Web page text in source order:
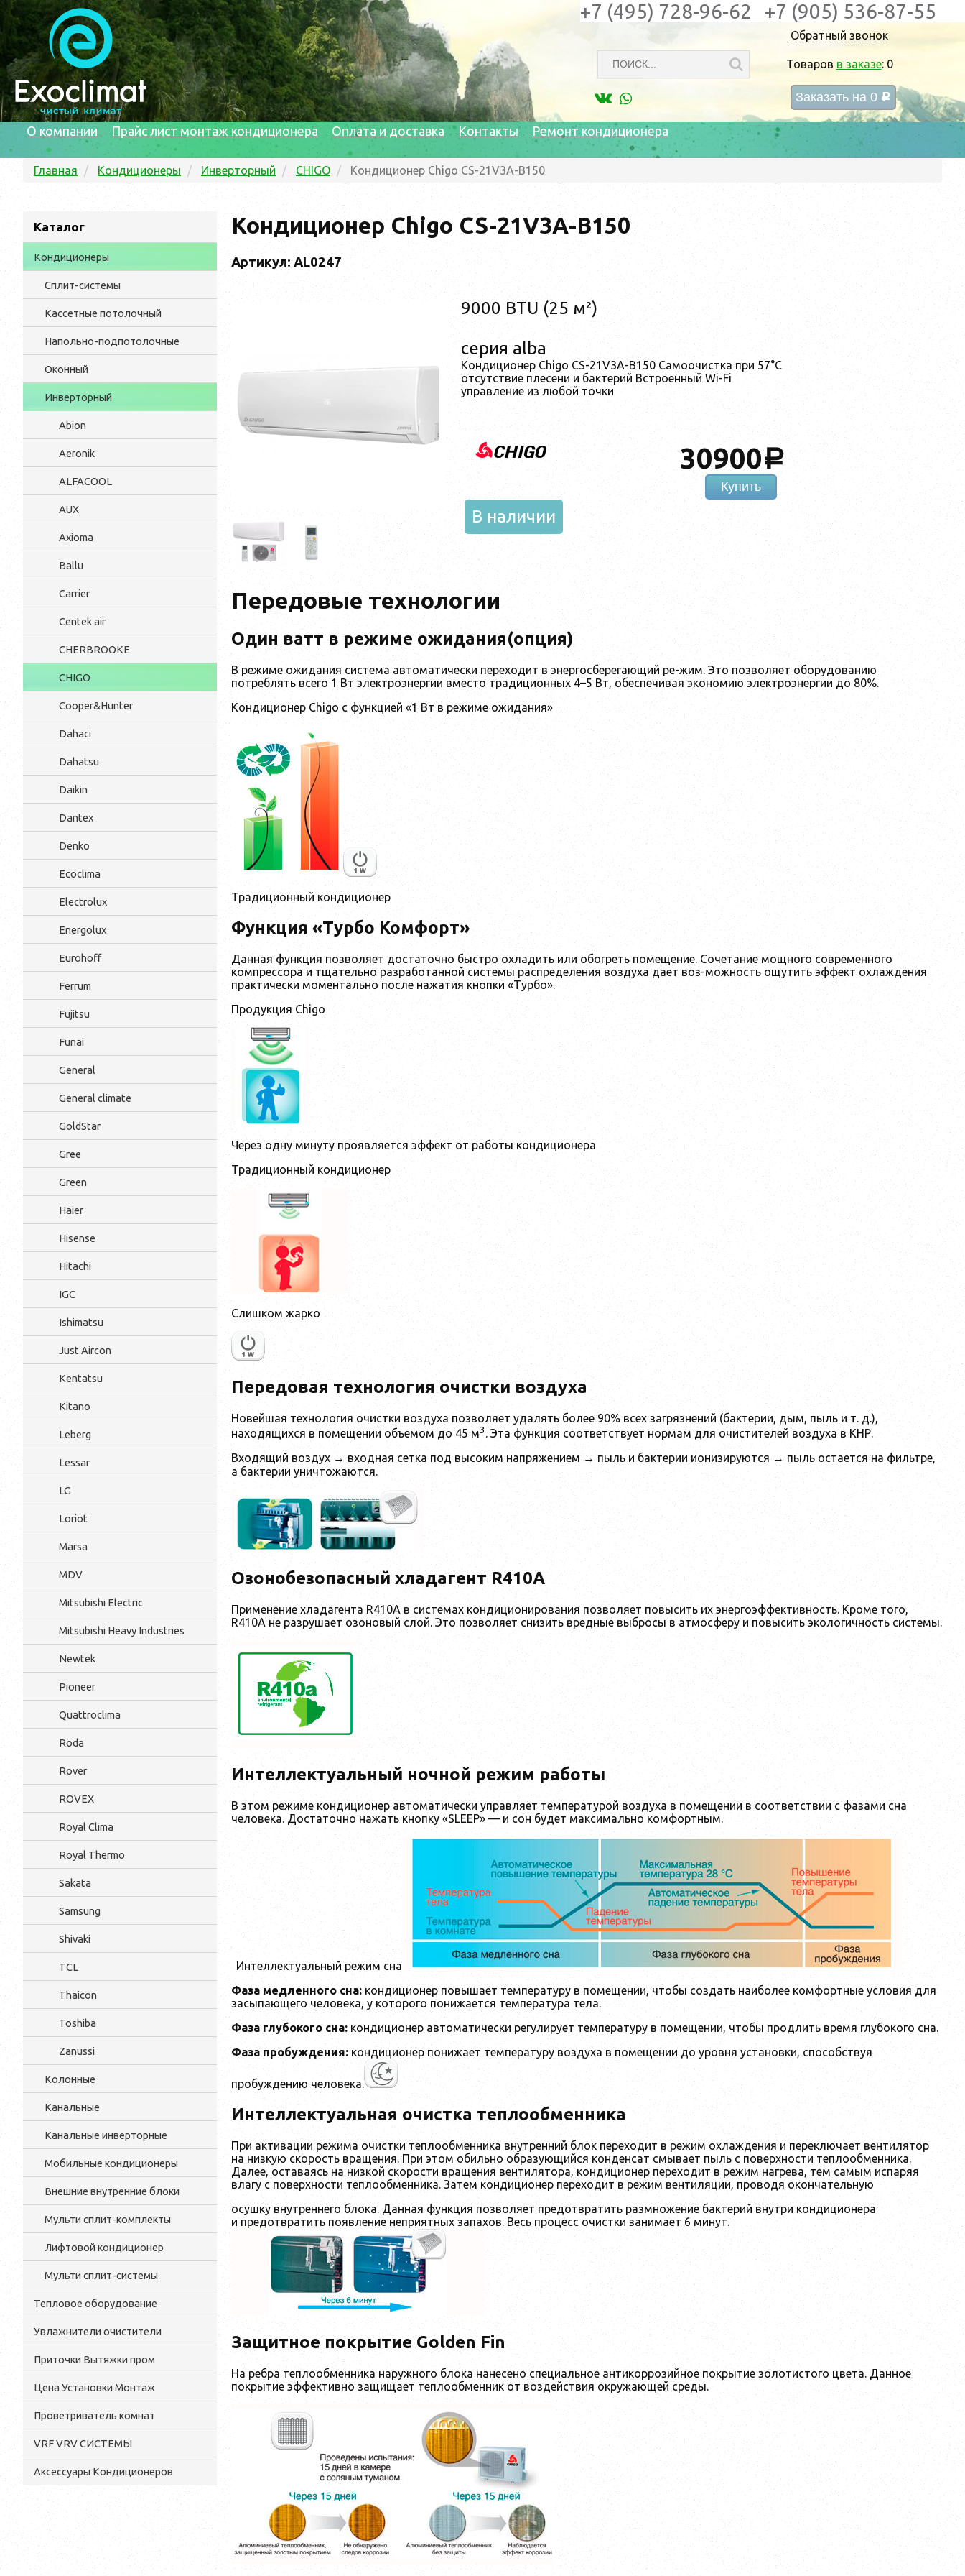
Обратный звонок
Товаров в заказе: 0
Заказать на 0 c
+7 (495) 728-96-62 +7 (905) 536-87-55
О компании Прайс лист монтаж кондиционера Оплата и доставка Контакты Ремонт кондиционера
Главная Кондиционеры Инверторный CHIGO Кондиционер Chigo CS-21V3A-B150
Каталог
Кондиционеры
Сплит-системы
Кассетные потолочный
Напольно-подпотолочные
Оконный
Инверторный
Abion
Aeronik
ALFACOOL
AUX
Axioma
Ballu
Carrier
Centek air
CHERBROOKE
CHIGO
Cooper&Hunter
Dahaci
Dahatsu
Daikin
Dantex
Denko
Ecoclima
Electrolux
Energolux
Eurohoff
Ferrum
Fujitsu
Funai
General
General climate
GoldStar
Gree
Green
Haier
Hisense
Hitachi
IGC
Ishimatsu
Just Aircon
Kentatsu
Kitano
Leberg
Lessar
LG
Loriot
Marsa
MDV
Mitsubishi Electric
Mitsubishi Heavy Industries
Newtek
Pioneer
Quattroclima
Röda
Rover
ROVEX
Royal Clima
Royal Thermo
Sakata
Samsung
Shivaki
TCL
Thaicon
Toshiba
Zanussi
Колонные
Канальные
Канальные инверторные
Мобильные кондиционеры
Внешние внутренние блоки
Мульти cплит-комплекты
Лифтовой кондиционер
Мульти сплит-системы
Тепловое оборудование
Увлажнители очистители
Приточки Вытяжки пром
Цена Установки Монтаж
Проветриватель комнат
VRF VRV СИСТЕМЫ
Аксессуары Кондиционеров
Кондиционер Chigo CS-21V3A-B150
Артикул: AL0247
9000 BTU (25 м²)
серия alba
Кондиционер Chigo CS-21V3A-B150 Самоочистка при 57°C
отсутствие плесени и бактерий Встроенный Wi-Fi
управление из любой точки
30900a
Купить
В наличии
Передовые технологии
Один ватт в режиме ожидания(опция)
В режиме ожидания система автоматически переходит в энергосберегающий ре-жим. Это позволяет оборудованию
потреблять всего 1 Вт электроэнергии вместо традиционных 4–5 Вт, обеспечивая экономию электроэнергии до 80%.
Кондиционер Chigo c функцией «1 Вт в режиме ожидания»
Традиционный кондиционер
Функция «Турбо Комфорт»
Данная функция позволяет достаточно быстро охладить или обогреть помещение. Сочетание мощного современного
компрессора и тщательно разработанной системы распределения воздуха дает воз-можность ощутить эффект охлаждения
практически моментально после нажатия кнопки «Турбо».
Продукция Chigo
Через одну минуту проявляется эффект от работы кондиционера
Традиционный кондиционер
Слишком жарко
Передовая технология очистки воздуха
Новейшая технология очистки воздуха позволяет удалять более 90% всех загрязнений (бактерии, дым, пыль и т. д.),
находящихся в помещении объемом до 45 м3 . Эта функция соответствует нормам для очистителей воздуха в КНР.
Входящий воздух → входная сетка под высоким напряжением → пыль и бактерии ионизируются → пыль остается на фильтре,
а бактерии уничтожаются.
Озонобезопасный хладагент R410A
Применение хладагента R410A в системах кондиционирования позволяет повысить их энергоэффективность. Кроме того,
R410A не разрушает озоновый слой. Это позволяет снизить вредные выбросы в атмосферу и повысить экологичность системы.
Интеллектуальный ночной режим работы
В этом режиме кондиционер автоматически управляет температурой воздуха в помещении в соответствии с фазами сна
человека. Достаточно нажать кнопку «SLEEP» — и сон будет максимально комфортным.
Интеллектуальный режим сна
Фаза медленного сна: кондиционер повышает температуру в помещении, чтобы создать наиболее комфортные условия для
засыпающего человека, у которого понижается температура тела.
Фаза глубокого сна: кондиционер автоматически регулирует температуру в помещении, чтобы продлить время глубокого сна.
Фаза пробуждения:кондиционер понижает температуру воздуха в помещении до уровня установки, способствуя
пробуждению человека.
Интеллектуальная очистка теплообменника
При активации режима очистки теплообменника внутренний блок переходит в режим охлаждения и переключает вентилятор
на низкую скорость вращения. При этом обильно образующийся конденсат смывает пыль с поверхности теплообменника.
Далее, оставаясь на низкой скорости вращения вентилятора, кондиционер переходит в режим нагрева, тем самым испаряя
влагу с поверхности теплообменника. Затем кондиционер переходит в режим вентиляции, проводя окончательную
осушку внутреннего блока. Данная функция позволяет предотвратить размножение бактерий внутри кондиционера
и предотвратить появление неприятных запахов. Весь процесс очистки занимает 6 минут.
Защитное покрытие Golden Fin
На ребра теплообменника наружного блока нанесено специальное антикоррозийное покрытие золотистого цвета. Данное
покрытие эффективно защищает теплообменник от воздействия окружающей среды.